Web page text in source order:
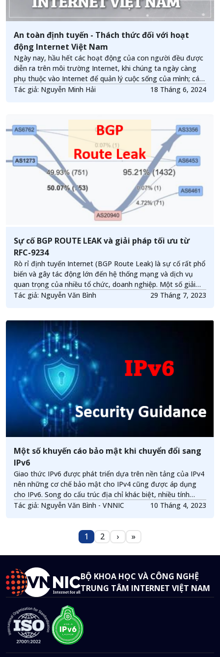
An toàn định tuyến - Thách thức đối với hoạt
động Internet Việt Nam
Ngày nay, hầu hết các hoạt động của con người đều được
diễn ra trên môi trường Internet, khi chúng ta ngày càng
phụ thuộc vào Internet để quản lý cuộc sống của mình; các
thông tin, dữ liệu được truyền tải trên môi trường mạng
Tác giả: Nguyễn Minh Hải 18 Tháng 6, 2024
Sự cố BGP ROUTE LEAK và giải pháp tối ưu từ
RFC-9234
Rò rỉ định tuyến Internet (BGP Route Leak) là sự cố rất phổ
biến và gây tác động lớn đến hệ thống mạng và dịch vụ
quan trọng của nhiều tổ chức, doanh nghiệp. Một số giải
pháp và chính sách đã được áp dụng để giải quyết sự cố
xuất sử dụng và bổ sung một số đặc tính cho giao thức
định tuyến BGP để có thể phát hiện và ngăn chặn sự cố
Tác giả: Nguyễn Văn Bình 29 Tháng 7, 2023
Một số khuyến cáo bảo mật khi chuyển đổi sang
IPv6
Giao thức IPv6 được phát triển dựa trên nền tảng của IPv4
nên những cơ chế bảo mật cho IPv4 cũng được áp dụng
cho IPv6. Song do cấu trúc địa chỉ khác biệt, nhiều tính
năng và giao thức mới được bổ sung nên việc bảo mật cho
Tác giả: Nguyễn Văn Bình - VNNIC 10 Tháng 4, 2023
Trang
1 Trang
2 Next page
› Last page
»
BỘ KHOA HỌC VÀ CÔNG NGHỆ
TRUNG TÂM INTERNET VIỆT NAM